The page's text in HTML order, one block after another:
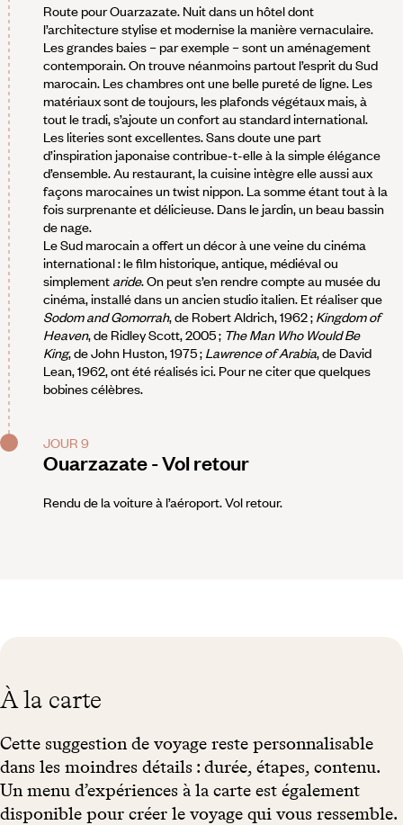
Route pour Ouarzazate. Nuit dans un hôtel dont
l’architecture stylise et modernise la manière vernaculaire.
Les grandes baies – par exemple – sont un aménagement
contemporain. On trouve néanmoins partout l’esprit du Sud
marocain. Les chambres ont une belle pureté de ligne. Les
matériaux sont de toujours, les plafonds végétaux mais, à
tout le tradi, s’ajoute un confort au standard international.
Les literies sont excellentes. Sans doute une part
d’inspiration japonaise contribue-t-elle à la simple élégance
d’ensemble. Au restaurant, la cuisine intègre elle aussi aux
façons marocaines un twist nippon. La somme étant tout à la
fois surprenante et délicieuse. Dans le jardin, un beau bassin
de nage.
Le Sud marocain a offert un décor à une veine du cinéma
international : le film historique, antique, médiéval ou
simplement aride. On peut s’en rendre compte au musée du
cinéma, installé dans un ancien studio italien. Et réaliser que
Sodom and Gomorrah, de Robert Aldrich, 1962 ; Kingdom of
Heaven, de Ridley Scott, 2005 ; The Man Who Would Be
King, de John Huston, 1975 ; Lawrence of Arabia, de David
Lean, 1962, ont été réalisés ici. Pour ne citer que quelques
bobines célèbres.
JOUR 9
Ouarzazate - Vol retour
Rendu de la voiture à l’aéroport. Vol retour.
À la carte
Cette suggestion de voyage reste personnalisable
dans les moindres détails : durée, étapes, contenu.
Un menu d’expériences à la carte est également
disponible pour créer le voyage qui vous ressemble.